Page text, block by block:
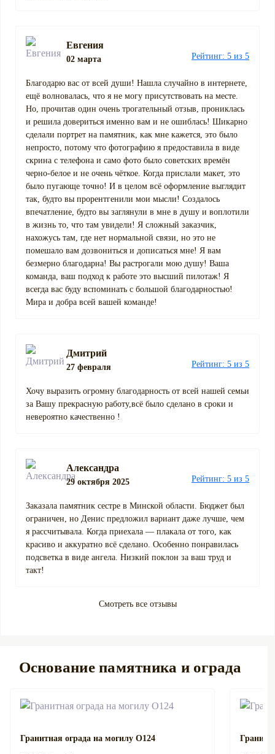
Евгения
02 марта Рейтинг: 5 из 5
Благодарю вас от всей души! Нашла случайно в интернете,
ещё волновалась, что я не могу присутствовать на месте.
Но, прочитав один очень трогательный отзыв, прониклась
и решила довериться именно вам и не ошиблась! Шикарно
сделали портрет на памятник, как мне кажется, это было
непросто, потому что фотографию я предоставила в виде
скрина с телефона и само фото было советских времён
черно-белое и не очень чёткое. Когда прислали макет, это
было пугающе точно! И в целом всё оформление выглядит
так, будто вы прорентгенили мои мысли! Создалось
впечатление, будто вы заглянули в мне в душу и воплотили
в жизнь то, что там увидели! Я сложный заказчик,
нахожусь там, где нет нормальной связи, но это не
помешало вам дозвониться и дописаться мне! Я вам
безмерно благодарна! Вы растрогали мою душу! Ваша
команда, ваш подход к работе это высший пилотаж! Я
всегда вас буду вспоминать с большой благодарностью!
Мира и добра всей вашей команде!
Дмитрий
27 февраля Рейтинг: 5 из 5
Хочу выразить огромну благодарность от всей нашей семьи
за Вашу прекрасную работу,всё было сделано в сроки и
невероятно качественно !
Александра
29 октября 2025 Рейтинг: 5 из 5
Заказала памятник сестре в Минской области. Бюджет был
ограничен, но Денис предложил вариант даже лучше, чем
я рассчитывала. Когда приехала — плакала от того, как
красиво и аккуратно всё сделано. Особенно понравилась
подсветка в виде ангела. Низкий поклон за ваш труд и
такт!
Смотреть все отзывы
Основание памятника и ограда
Гранитная ограда на могилу О124